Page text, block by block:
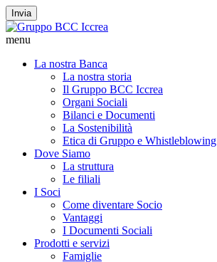
Invia
menu
La nostra Banca
La nostra storia
Il Gruppo BCC Iccrea
Organi Sociali
Bilanci e Documenti
La Sostenibilità
Etica di Gruppo e Whistleblowing
Dove Siamo
La struttura
Le filiali
I Soci
Come diventare Socio
Vantaggi
I Documenti Sociali
Prodotti e servizi
Famiglie